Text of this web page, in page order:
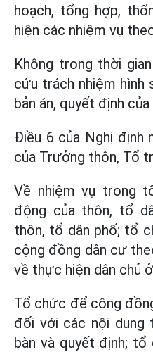
hoạch, tổng hợp,
hiện các nhiệm vụ
Không trong thời
cứu trách nhiệm hình
bản án, quyết định của
Điều 6 của Nghị định
của Trưởng thôn, Tổ
Về nhiệm vụ trong
động của thôn, tổ
thôn, tổ dân phố; tổ
cộng đồng dân cư
về thực hiện dân chủ
Tổ chức để cộng
đối với các nội dung
bàn và quyết định; tổ